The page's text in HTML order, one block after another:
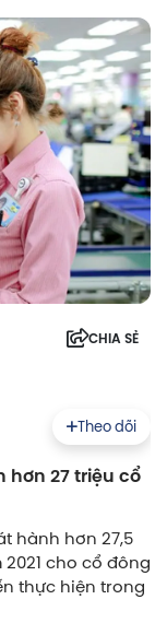
CHIA SẺ
Theo dõi
hơn 27 triệu cổ
hành hơn 27,5
cho cổ đông
thực hiện trong